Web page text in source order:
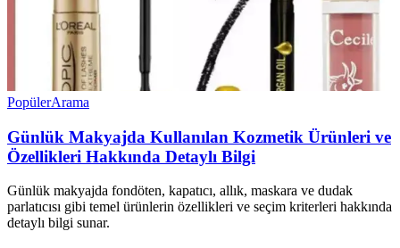
PopülerArama
Günlük Makyajda Kullanılan Kozmetik Ürünleri ve
Özellikleri Hakkında Detaylı Bilgi
Günlük makyajda fondöten, kapatıcı, allık, maskara ve dudak
parlatıcısı gibi temel ürünlerin özellikleri ve seçim kriterleri hakkında
detaylı bilgi sunar.